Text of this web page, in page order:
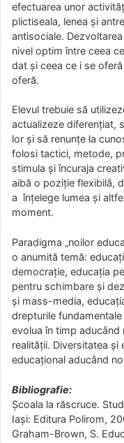
efectuarea unor
plictiseala, lenea şi
antisociale.
nivel optim între ceea
dat şi ceea ce i se
oferă.
Elevul trebuie să
actualizeze diferenţiat,
lor și să renunțe la
folosi tactici, metode,
stimula şi încuraja
aibă o poziție flexibilă,
a înţelege lumea şi
moment.
Paradigma „noilor
o anumită temă:
democraţie, educaţia
pentru schimbare şi
şi mass-media,
drepturile
evolua în timp
realității. Diversitatea și
educațional aducând
Bibliografie:
Şcoala la răscruce.
Iaşi: Editura Polirom,
Graham-Brown, S.